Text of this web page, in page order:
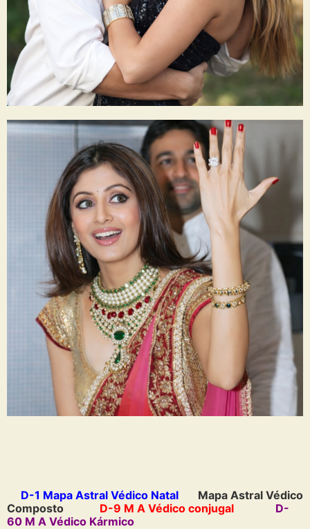
D-1 Mapa Astral Védico Natal Mapa Astral Védico
Composto D-9 M A Védico conjugal
D-
60 M A Védico Kármico